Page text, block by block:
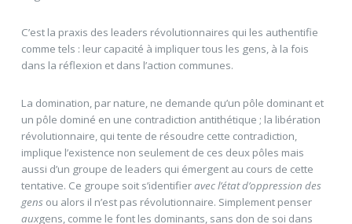
C’est la praxis des leaders révolutionnaires qui les authentifie
comme tels : leur capacité à impliquer tous les gens, à la fois
dans la réflexion et dans l’action communes.
La domination, par nature, ne demande qu’un pôle dominant et
un pôle dominé en une contradiction antithétique ; la libération
révolutionnaire, qui tente de résoudre cette contradiction,
implique l’existence non seulement de ces deux pôles mais
aussi d’un groupe de leaders qui émergent au cours de cette
tentative. Ce groupe soit s’identifieravec l’état d’oppression des
gens ou alors il n’est pas révolutionnaire. Simplement penser
auxgens, comme le font les dominants, sans don de soi dans